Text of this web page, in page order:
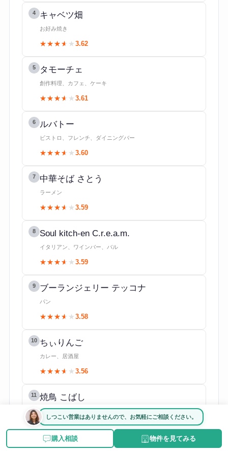
4 キャベツ畑
お好み焼き
★★★★★
★★★★★ 3.62
5 タモーチェ
創作料理、カフェ、ケーキ
★★★★★
★★★★★ 3.61
6 ルバトー
ビストロ、フレンチ、ダイニングバー
★★★★★
★★★★★ 3.60
7 中華そば さとう
ラーメン
★★★★★
★★★★★ 3.59
8 Soul kitch-en C.r.e.a.m.
イタリアン、ワインバー、バル
★★★★★
★★★★★ 3.59
9 ブーランジェリー テッコナ
パン
★★★★★
★★★★★ 3.58
10 ちぃりんご
カレー、居酒屋
★★★★★
★★★★★ 3.56
11 焼鳥 こばし
焼き鳥
★★★★★
★★★★★3.55
12
しつこい営業はありませんので、お気軽にご相談ください。
購入相談 物件を見てみる